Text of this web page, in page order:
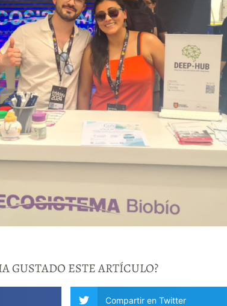
GUSTADO ESTE ARTÍCULO?
Compartir en Twitter